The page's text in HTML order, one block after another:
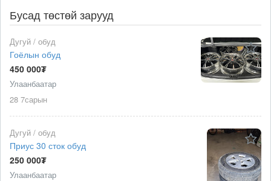
Бусад төстөй зарууд
Дугуй / обуд
Гоёлын обуд
450 000₮
Улаанбаатар
28 7сарын
Дугуй / обуд
Приус 30 сток обуд
250 000₮
Улаанбаатар